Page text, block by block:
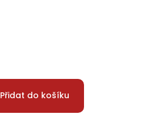
Přidat do košíku